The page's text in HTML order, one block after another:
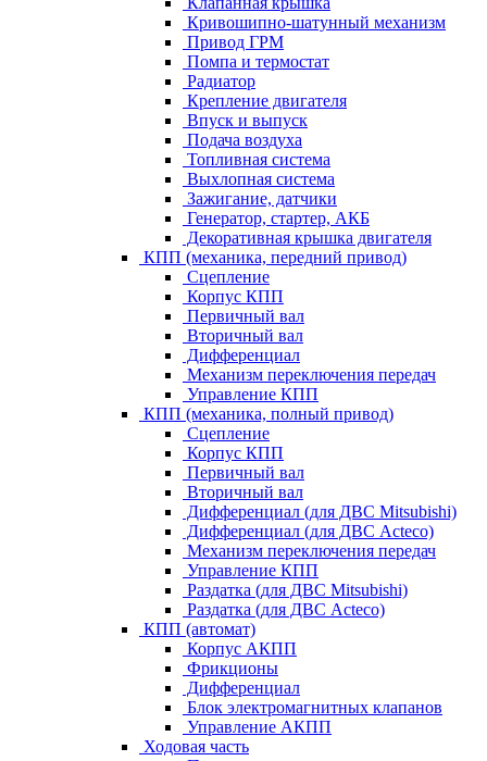
Кривошипно-шатунный механизм
Привод ГРМ
Помпа и термостат
Радиатор
Крепление двигателя
Впуск и выпуск
Подача воздуха
Топливная система
Выхлопная система
Зажигание, датчики
Генератор, стартер, АКБ
Декоративная крышка двигателя
КПП (механика, передний привод)
Сцепление
Корпус КПП
Первичный вал
Вторичный вал
Дифференциал
Механизм переключения передач
Управление КПП
КПП (механика, полный привод)
Сцепление
Корпус КПП
Первичный вал
Вторичный вал
Дифференциал (для ДВС Mitsubishi)
Дифференциал (для ДВС Acteco)
Механизм переключения передач
Управление КПП
Раздатка (для ДВС Mitsubishi)
Раздатка (для ДВС Acteco)
КПП (автомат)
Корпус АКПП
Фрикционы
Дифференциал
Блок электромагнитных клапанов
Управление АКПП
Ходовая часть